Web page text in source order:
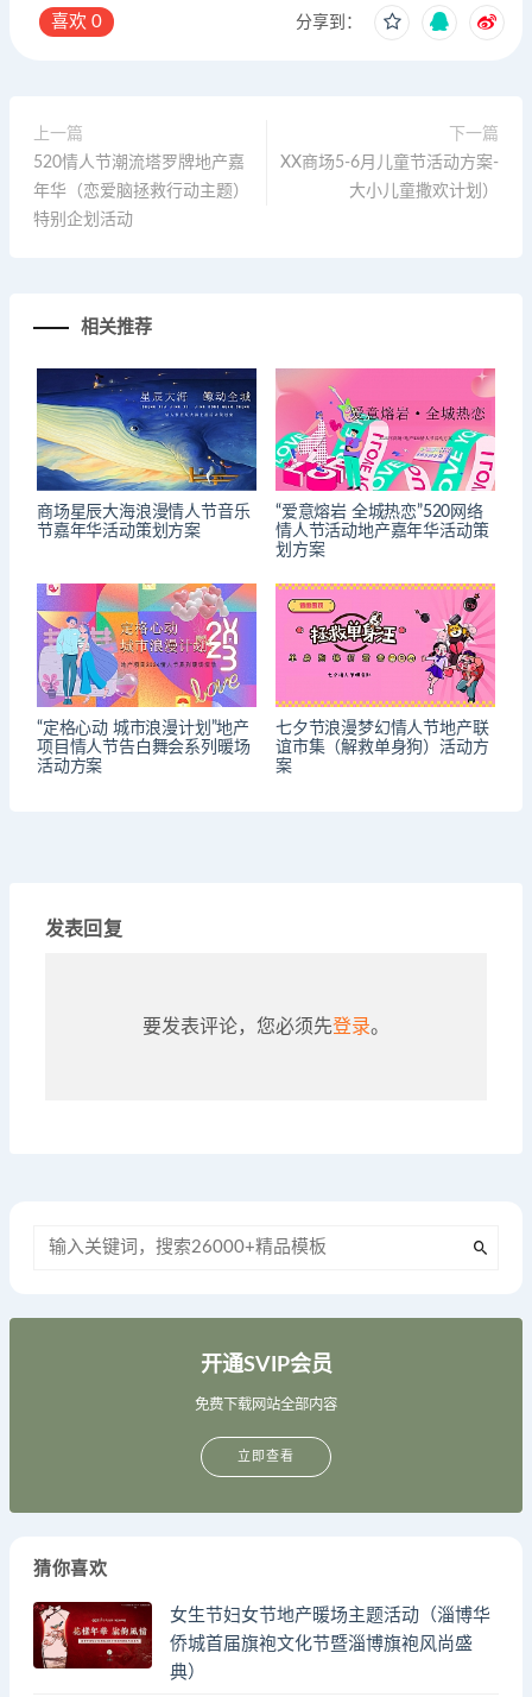
喜欢 0 分享到：
上一篇
520情人节潮流塔罗牌地产嘉
年华（恋爱脑拯救行动主题）
特别企划活动
下一篇
XX商场5-6月儿童节活动方案-
大小儿童撒欢计划）
相关推荐
商场星辰大海浪漫情人节音乐
节嘉年华活动策划方案
“爱意熔岩 全城热恋”520网络
情人节活动地产嘉年华活动策
划方案
“定格心动 城市浪漫计划”地产
项目情人节告白舞会系列暖场
活动方案
七夕节浪漫梦幻情人节地产联
谊市集（解救单身狗）活动方
案
发表回复
要发表评论，您必须先登录。
开通SVIP会员
免费下载网站全部内容
立即查看
猜你喜欢
女生节妇女节地产暖场主题活动（淄博华
侨城首届旗袍文化节暨淄博旗袍风尚盛
典）